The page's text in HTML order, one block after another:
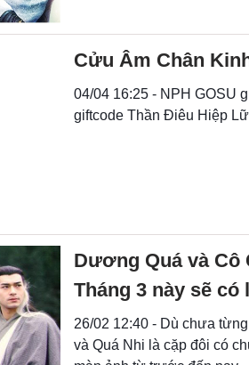
Cửu Âm Chân
04/04 16:25 - NPH GOSU
giftcode Thần Điêu Hiệp
Dương Quá và Cô
Tháng 3 này sẽ
26/02 12:40 - Dù chưa
và Quá Nhi là cặp đôi có